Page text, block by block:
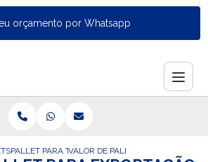
orçamento por Whatsapp
PALLET PARA TAMBORVALOR DE PALLET PARA